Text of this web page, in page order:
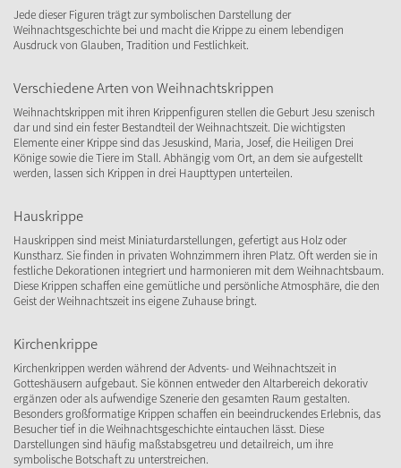
Jede dieser Figuren trägt zur symbolischen Darstellung der
Weihnachtsgeschichte bei und macht die Krippe zu einem lebendigen
Ausdruck von Glauben, Tradition und Festlichkeit.
Verschiedene Arten von Weihnachtskrippen
Weihnachtskrippen mit ihren Krippenfiguren stellen die Geburt Jesu szenisch
dar und sind ein fester Bestandteil der Weihnachtszeit. Die wichtigsten
Elemente einer Krippe sind das Jesuskind, Maria, Josef, die Heiligen Drei
Könige sowie die Tiere im Stall. Abhängig vom Ort, an dem sie aufgestellt
werden, lassen sich Krippen in drei Haupttypen unterteilen.
Hauskrippe
Hauskrippen sind meist Miniaturdarstellungen, gefertigt aus Holz oder
Kunstharz. Sie finden in privaten Wohnzimmern ihren Platz. Oft werden sie in
festliche Dekorationen integriert und harmonieren mit dem Weihnachtsbaum.
Diese Krippen schaffen eine gemütliche und persönliche Atmosphäre, die den
Geist der Weihnachtszeit ins eigene Zuhause bringt.
Kirchenkrippe
Kirchenkrippen werden während der Advents- und Weihnachtszeit in
Gotteshäusern aufgebaut. Sie können entweder den Altarbereich dekorativ
ergänzen oder als aufwendige Szenerie den gesamten Raum gestalten.
Besonders großformatige Krippen schaffen ein beeindruckendes Erlebnis, das
Besucher tief in die Weihnachtsgeschichte eintauchen lässt. Diese
Darstellungen sind häufig maßstabsgetreu und detailreich, um ihre
symbolische Botschaft zu unterstreichen.